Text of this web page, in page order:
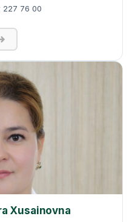
227 76 00
Xusainovna